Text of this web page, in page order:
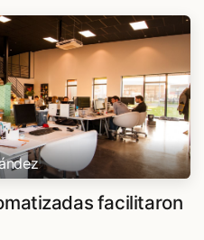
facilitaron